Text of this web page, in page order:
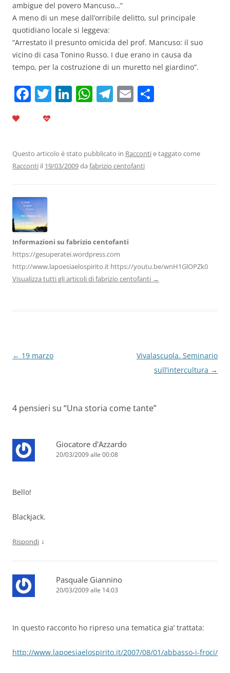
ambigue del povero Mancuso…”
A meno di un mese dall’orribile delitto, sul principale
quotidiano locale si leggeva:
“Arrestato il presunto omicida del prof. Mancuso: il suo
vicino di casa Tonino Russo. I due erano in causa da
tempo, per la costruzione di un muretto nel giardino”.
F
b
o
o
k
T Li
dI
n
W
A
p
T
a
m
E
vi
Questo articolo è stato pubblicato in Raccontie taggato come
Racconti il 19/03/2009da fabrizio centofanti
Informazioni su fabrizio centofanti
https://gesuperatei.wordpress.com
http://www.lapoesiaelospirito.it https://youtu.be/wnH1GlOPZk0
Visualizza tutti gli articoli di fabrizio centofanti →
Navigazione
← 19 marzo
Vivalascuola. Seminario
sull’intercultura →
4 pensieri su “Una storia come tante”
Giocatore d'Azzardo
20/03/2009 alle 00:08
Bello!
Blackjack.
Rispondi ↓
Pasquale Giannino
20/03/2009 alle 14:03
In questo racconto ho ripreso una tematica gia’ trattata:
http://www.lapoesiaelospirito.it/2007/08/01/abbasso-i-froci/